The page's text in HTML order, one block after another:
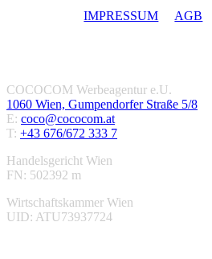
IMPRESSUM AGB
COCOCOM Werbeagentur e.U.
1060 Wien, Gumpendorfer Straße 5/8
E: coco@cococom.at
T: +43 676/672 333 7
Handelsgericht Wien
FN: 502392 m
Wirtschaftskammer Wien
UID: ATU73937724